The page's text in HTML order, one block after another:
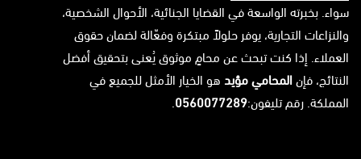
سواء. بخبرته الواسعة في القضايا الجنائية، الأحوال الشخصية،
والنزاعات التجارية، يوفر حلولاً مبتكرة وفعّالة لضمان حقوق
العملاء. إذا كنت تبحث عن محامٍ موثوق يُعنى بتحقيق أفضل
النتائج، فإنالمحامي مؤيد هو الخيار الأمثل للجميع في
المملكة. رقم تليفون:0560077289
.